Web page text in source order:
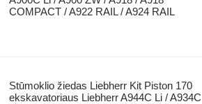
COMPACT / A922 RAIL / A924 RAIL
Stūmoklio žiedas Liebherr Kit Piston 170
ekskavatoriaus Liebherr A944C Li / A934C